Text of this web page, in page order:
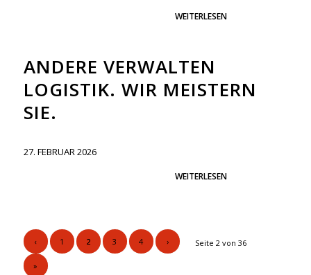
WEITERLESEN
ANDERE VERWALTEN
LOGISTIK. WIR MEISTERN
SIE.
27. FEBRUAR 2026
WEITERLESEN
Seite 2 von 36
‹ 1 2 3 4 ›
»